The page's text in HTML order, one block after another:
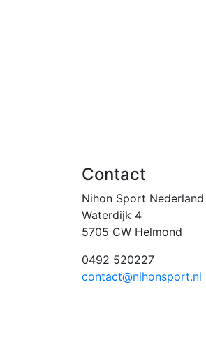
Contact
Nihon Sport Nederland
Waterdijk 4
5705 CW Helmond
0492 520227
contact@nihonsport.nl